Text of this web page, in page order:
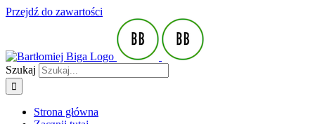
Przejdź do zawartości
Szukaj
Strona główna